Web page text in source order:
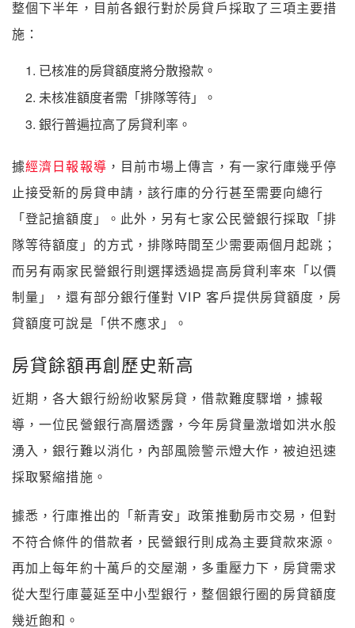
整個下半年，目前各銀行對於房貸戶採取了三項主要措
施：
已核准的房貸額度將分散撥款。
未核准額度者需「排隊等待」。
銀行普遍拉高了房貸利率。
據經濟日報報導 ，目前市場上傳言，有一家行庫幾乎停
止接受新的房貸申請，該行庫的分行甚至需要向總行
「登記搶額度」。此外，另有七家公民營銀行採取「排
隊等待額度」的方式，排隊時間至少需要兩個月起跳；
而另有兩家民營銀行則選擇透過提高房貸利率來「以價
制量」，還有部分銀行僅對 VIP 客戶提供房貸額度，房
貸額度可說是「供不應求」。
房貸餘額再創歷史新高
近期，各大銀行紛紛收緊房貸，借款難度驟增，據報
導，一位民營銀行高層透露，今年房貸量激增如洪水般
湧入，銀行難以消化，內部風險警示燈大作，被迫迅速
採取緊縮措施。
據悉，行庫推出的「新青安」政策推動房市交易，但對
不符合條件的借款者，民營銀行則成為主要貸款來源。
再加上每年約十萬戶的交屋潮，多重壓力下，房貸需求
從大型行庫蔓延至中小型銀行，整個銀行圈的房貸額度
幾近飽和。